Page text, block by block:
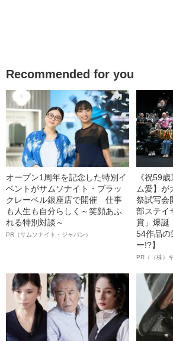
Recommended for you
オープン1周年を記念した特別イ
ベントがサムソナイト・ブラッ
クレーベル銀座店で開催 仕事
も人生も自分らしく～笑顔あふ
れる特別対談～
PR（サムソナイト・ジャパン）
《祝59
ム愛】が
祭試写会
部ステイ
賞」爆誕
54作品の
ー!?】
PR（（株）